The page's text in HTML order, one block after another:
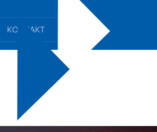
KONTAKT